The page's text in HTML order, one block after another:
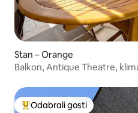
Stan – Orange
Balkon, Antique Theatre,
Među najviše rangiranima s
Odabrali gosti